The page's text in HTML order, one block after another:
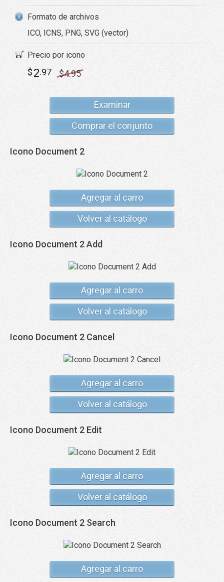
Formato de archivos
ICO, ICNS, PNG, SVG (vector)
Precio por icono
$2.97 $4.95
Examinar
Comprar el conjunto
Icono Document 2
Agregar al carro
Volver al catálogo
Icono Document 2 Add
Agregar al carro
Volver al catálogo
Icono Document 2 Cancel
Agregar al carro
Volver al catálogo
Icono Document 2 Edit
Agregar al carro
Volver al catálogo
Icono Document 2 Search
Agregar al carro